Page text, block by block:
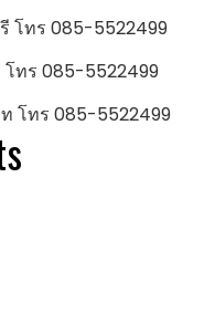
โทร 085-5522499
โทร 085-5522499
โทร 085-5522499